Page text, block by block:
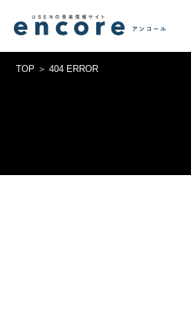
TOP 404 ERROR